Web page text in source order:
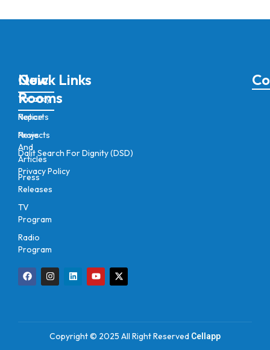
New
Rooms
Notice
News
And
Articles
Press
Releases
TV
Program
Radio
Program
Quick Links
Vacancy
Reports
Projects
Dalit Search For Dignity (DSD)
Privacy Policy
Copyright © 2025 All Right Reserved Cellapp